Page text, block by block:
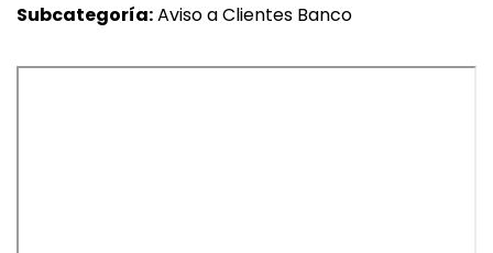
Buscar
Subcategoría:Aviso a Clientes Banco